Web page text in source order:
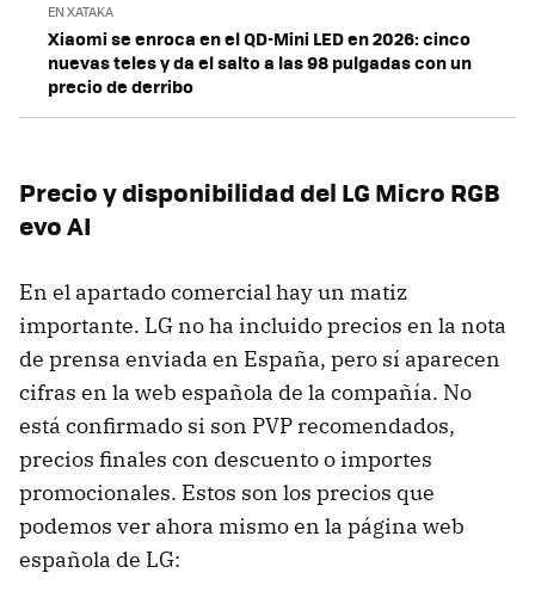
EN XATAKA
Xiaomi se enroca en el QD-Mini LED en 2026: cinco
nuevas teles y da el salto a las 98 pulgadas con un
precio de derribo
Precio y disponibilidad del LG Micro RGB
evo AI
En el apartado comercial hay un matiz
importante. LG no ha incluido precios en la nota
de prensa enviada en España, pero sí aparecen
cifras en la web española de la compañía. No
está confirmado si son PVP recomendados,
precios finales con descuento o importes
promocionales. Estos son los precios que
podemos ver ahora mismo en la página web
española de LG: